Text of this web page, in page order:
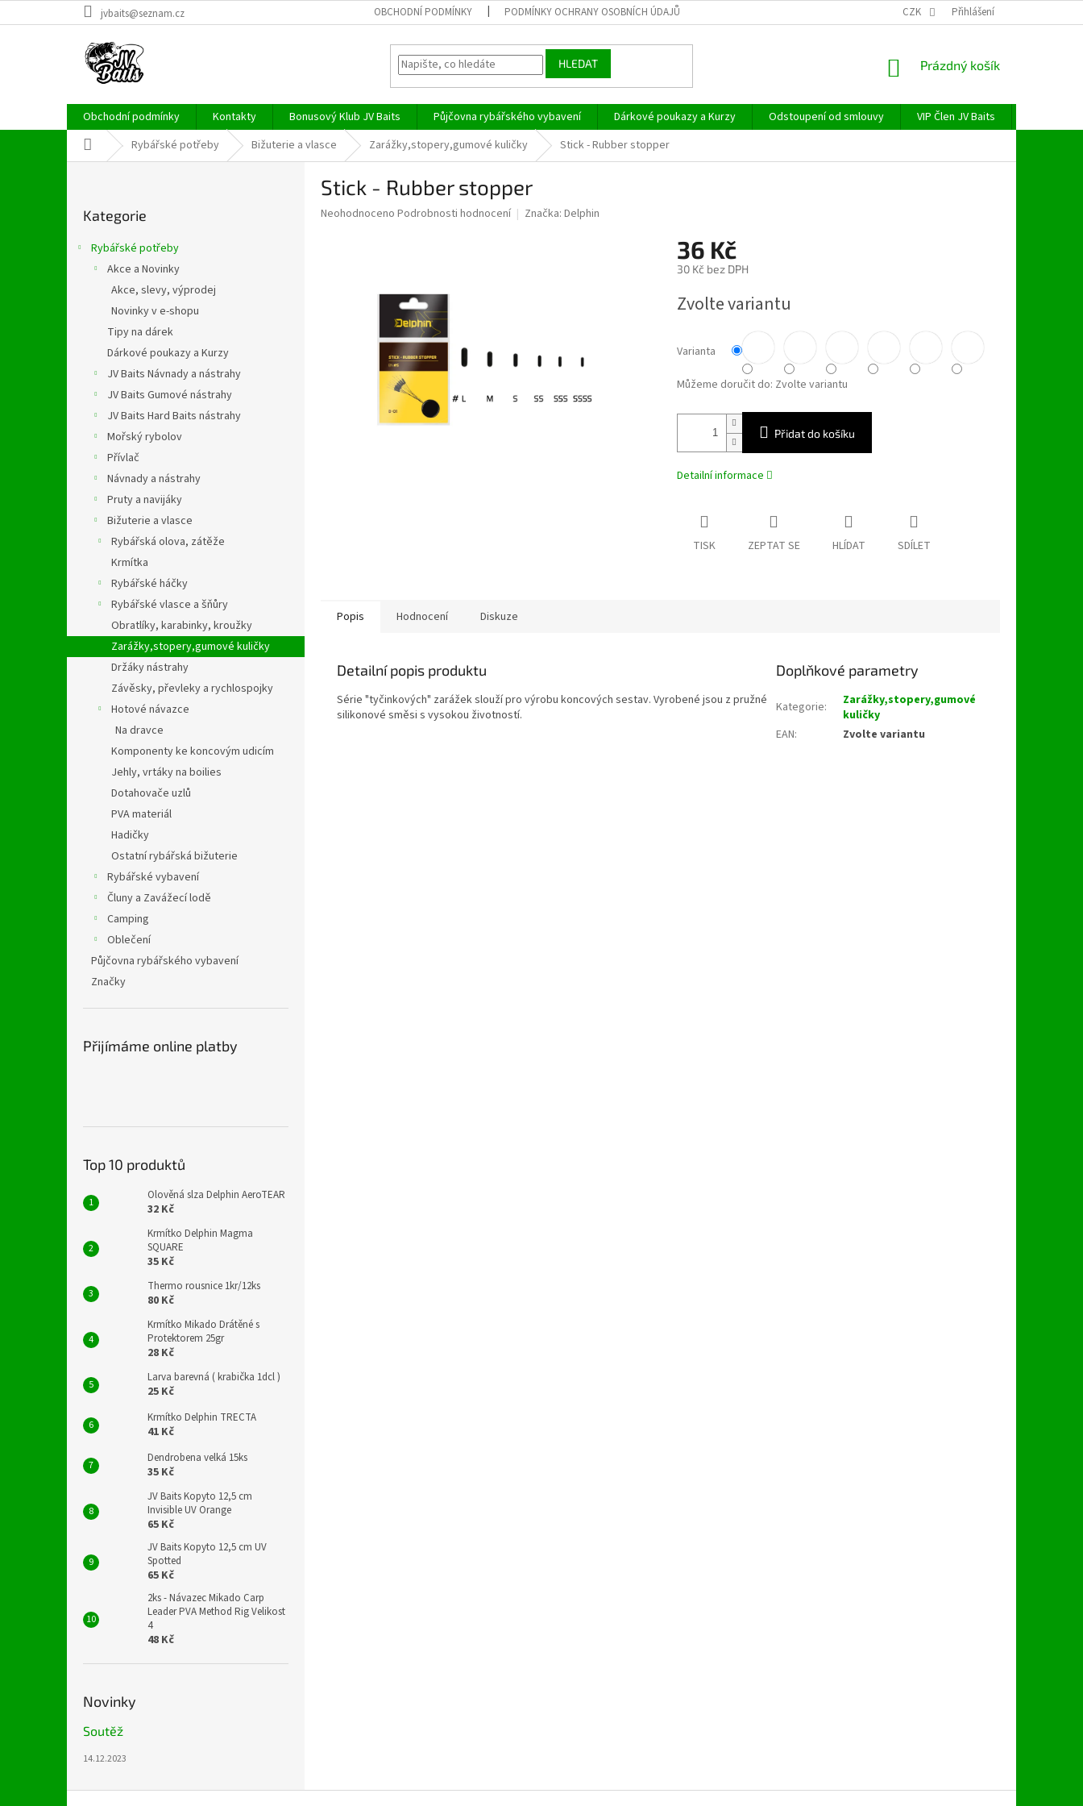
na
jvbaits@seznam.cz OBCHODNÍ PODMÍNKY PODMÍNKY OCHRANY OSOBNÍCH ÚDAJŮ CZK Přihlášení
HLEDAT
NÁKUPNÍ
Prázdný košík
Obchodní podmínky Kontakty Bonusový Klub JV Baits Půjčovna rybářského vybavení Dárkové poukazy a Kurzy Odstoupení od smlouvy VIP Člen JV Baits
Domů Rybářské potřeby Bižuterie a vlasce Zarážky,stopery,gumové kuličky Stick - Rubber stopper
kategorie
Kategorie
Rybářské potřeby
Akce a Novinky
Akce, slevy, výprodej
Novinky v e-shopu
Tipy na dárek
Dárkové poukazy a Kurzy
JV Baits Návnady a nástrahy
JV Baits Gumové nástrahy
JV Baits Hard Baits nástrahy
Mořský rybolov
Přívlač
Návnady a nástrahy
Pruty a navijáky
Bižuterie a vlasce
Rybářská olova, zátěže
Krmítka
Rybářské háčky
Rybářské vlasce a šňůry
Obratlíky, karabinky, kroužky
Zarážky,stopery,gumové kuličky
Držáky nástrahy
Závěsky, převleky a rychlospojky
Hotové návazce
Na dravce
Komponenty ke koncovým udicím
Jehly, vrtáky na boilies
Dotahovače uzlů
PVA materiál
Hadičky
Ostatní rybářská bižuterie
Rybářské vybavení
Čluny a Zavážecí lodě
Camping
Oblečení
Půjčovna rybářského vybavení
Značky
Přijímáme online platby
Top 10 produktů
Olověná slza Delphin AeroTEAR
32 Kč
Krmítko Delphin Magma
SQUARE
35 Kč
Thermo rousnice 1kr/12ks
80 Kč
Krmítko Mikado Drátěné s
Protektorem 25gr
28 Kč
Larva barevná ( krabička 1dcl )
25 Kč
Krmítko Delphin TRECTA
41 Kč
Dendrobena velká 15ks
35 Kč
JV Baits Kopyto 12,5 cm
Invisible UV Orange
65 Kč
JV Baits Kopyto 12,5 cm UV
Spotted
65 Kč
2ks - Návazec Mikado Carp
Leader PVA Method Rig Velikost
4
48 Kč
Novinky
Soutěž
14.12.2023
Stick - Rubber stopper
Průměrné
Neohodnoceno Podrobnosti hodnocení Značka: Delphin
36 Kč
30 Kč bez DPH
cena:
Zvolte variantu
Varianta
Můžeme doručit do: Zvolte variantu
Přidat do košíku
Detailní informace
TISK ZEPTAT SE HLÍDAT SDÍLET
Popis Hodnocení Diskuze
Detailní popis produktu
Série "tyčinkových" zarážek slouží pro výrobu koncových sestav. Vyrobené jsou z pružné
silikonové směsi s vysokou životností.
Doplňkové parametry
Kategorie:
Zarážky,stopery,gumové
kuličky
EAN: Zvolte variantu